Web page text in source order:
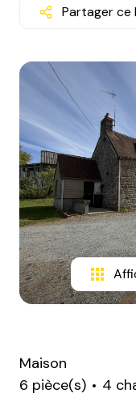
contactPartager ce
Maison
6 pièce(s)
4